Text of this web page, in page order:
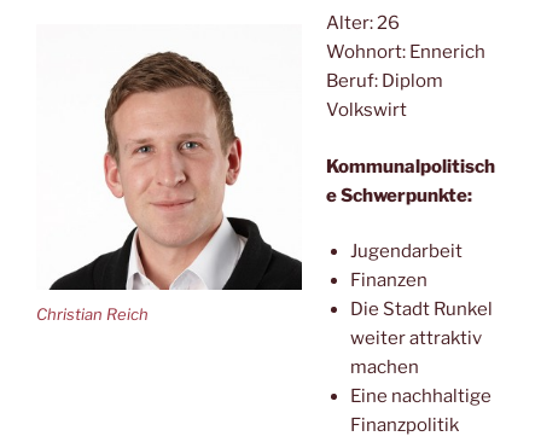
Christian Reich
Alter: 26
Wohnort: Ennerich
Beruf: Diplom
Volkswirt
Kommunalpolitisch
e Schwerpunkte:
Jugendarbeit
Finanzen
Die Stadt Runkel
weiter attraktiv
machen
Eine nachhaltige
Finanzpolitik